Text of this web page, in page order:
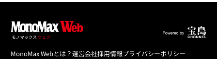
MonoMax Webとは？運営会社採用情報プライバシーポリシー